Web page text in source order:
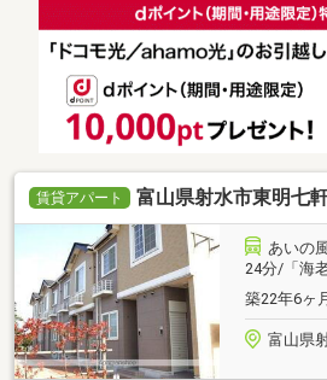
賃貸アパート 富山県射水市東明七
あいの
24分/「海
築22年6ヶ
富山県